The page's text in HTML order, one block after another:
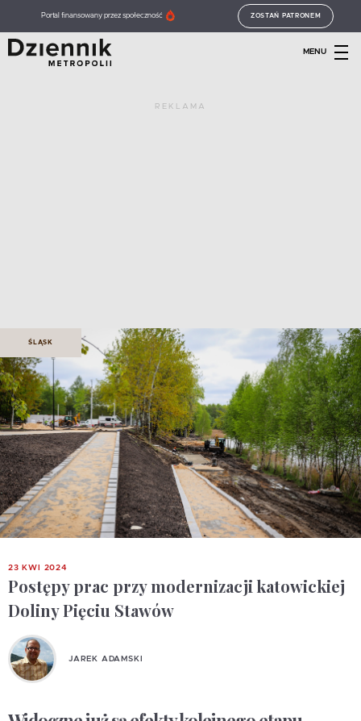
Portal finansowany przez społeczność ZOSTAŃ PATRONEM
MENU
REKLAMA
ŚLĄSK
23 KWI 2024
Postępy prac przy modernizacji katowickiej
Doliny Pięciu Stawów
JAREK ADAMSKI